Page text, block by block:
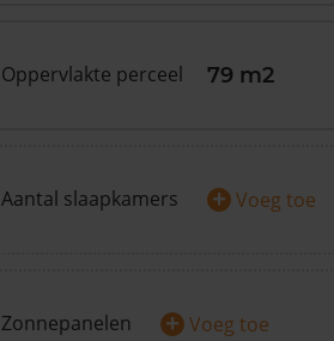
Oppervlakte perceel 79 m2
Aantal slaapkamers + Voeg toe
Zonnepanelen + Voeg toe